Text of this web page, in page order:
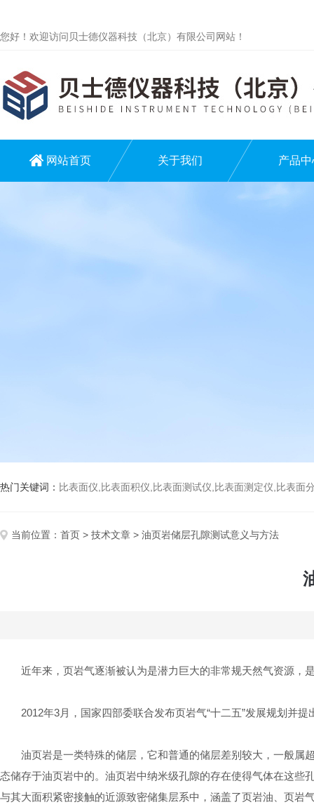
您好！欢迎访问贝士德仪器科技（北京）有限公司网站！
网站首页 关于我们 产品中
热门关键词： 比表面仪,比表面积仪,比表面测试仪,比表面测定仪,比表面分析仪,比表
当前位置： 首页 > 技术文章 > 油页岩储层孔隙测试意义与方法
近年来，页岩气逐渐被认为是潜力巨大的非常规天然气资源，
2012年3月，国家四部委联合发布页岩气“十二五”发展规划并提
油页岩是一类特殊的储层，它和普通的储层差别较大，一般属
态储存于油页岩中的。油页岩中纳米级孔隙的存在使得气体在这
与其大面积紧密接触的近源致密储集层系中，涵盖了页岩油、页